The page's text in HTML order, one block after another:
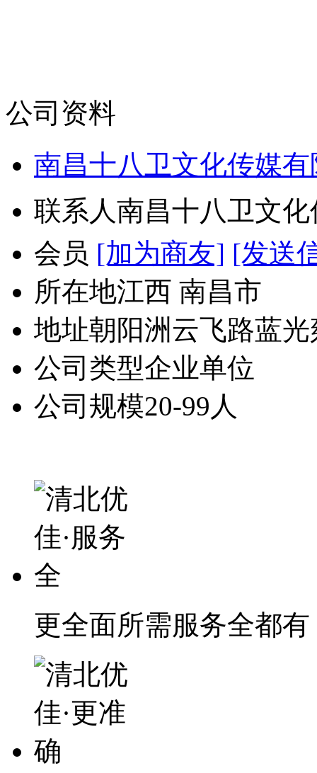
公司资料
南昌十八卫文化传媒
联系人南昌十八卫文
会员 [加为商友] [发送
所在地江西 南昌市
地址朝阳洲云飞路蓝
公司类型企业单位
公司规模20-99人
更全面所需服务全都有